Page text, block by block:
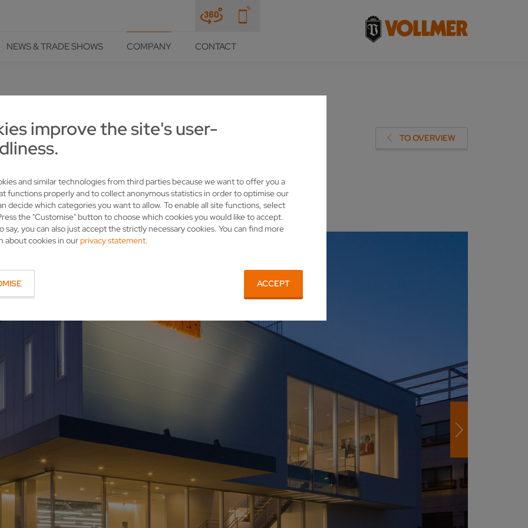
improve the site's user-
and similar technologies from third parties because we want to offer you a
functions properly and to collect anonymous statistics in order to optimise our
decide which categories you want to allow. To enable all site functions, select
the "Customise" button to choose which cookies you would like to accept.
say, you can also just accept the strictly necessary cookies. You can find more
about cookies in ourprivacy statement.
ACCEPT
NEWS & TRADE SHOWS COMPANY CONTACT
EINT VOLLMER NEUBAU IN TO OVERVIEW